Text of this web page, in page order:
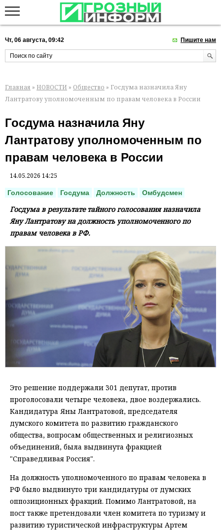
Чт, 06 августа, 09:42 Пишите нам
Главная » НОВОСТИ » Общество » Госдума назначила Яну
Лантратову уполномоченным по правам человека в России
Госдума назначила Яну
Лантратову уполномоченным по
правам человека в России
14.05.2026 14:25
Голосование Госдума Должность Омбудсмен
Госдума в результате тайного голосования назначила
Яну Лантратову на должность уполномоченного по
правам человека в РФ.
Это решение поддержали 301 депутат, против
проголосовали четыре человека, двое воздержались.
Кандидатура Яны Лантратовой, председателя
думского комитета по развитию гражданского
общества, вопросам общественных и религиозных
объединений, была выдвинута фракцией
"Справедливая Россия".
На должность уполномоченного по правам человека в
РФ было выдвинуто три кандидатуры от думских
оппозиционных фракций. Помимо Лантратовой, на
пост также претендовали член комитета по туризму и
развитию туристической инфраструктуры Артем